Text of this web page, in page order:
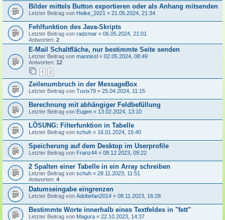
Bilder mittels Button exportieren oder als Anhang mitsenden
Letzter Beitrag von Heike_2021 « 21.05.2024, 21:34
Fehlfunktion des Java-Skripts
Letzter Beitrag von radzmar « 06.05.2024, 21:01
Antworten: 2
E-Mail Schaltfläche, nur bestimmte Seite senden
Letzter Beitrag von mannissl « 02.05.2024, 08:49
Antworten: 12
1 2
Zeilenumbruch in der MessageBox
Letzter Beitrag von Tuvix79 « 25.04.2024, 11:15
Berechnung mit abhängiger Feldbefüllung
Letzter Beitrag von Eugen « 13.02.2024, 13:10
LÖSUNG: Filterfunktion in Tabelle
Letzter Beitrag von schuh « 16.01.2024, 15:40
Speicherung auf dem Desktop im Userprofile
Letzter Beitrag von Franz44 « 08.12.2023, 09:22
2 Spalten einer Tabelle in ein Array schreiben
Letzter Beitrag von schuh « 28.11.2023, 11:51
Antworten: 4
Datumseingabe eingrenzen
Letzter Beitrag von Adobefan2014 « 08.11.2023, 16:28
Bestimmte Worte innerhalb eines Textfeldes in "fett"
Letzter Beitrag von Magura « 22.10.2023, 14:37